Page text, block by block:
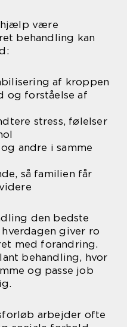
hjælp være
behandling kan
af kroppen
og forståelse af
stress, følelser
andre i samme
så familien får
den bedste
giver ro
med forandring.
behandling, hvor
og passe job
arbejder ofte